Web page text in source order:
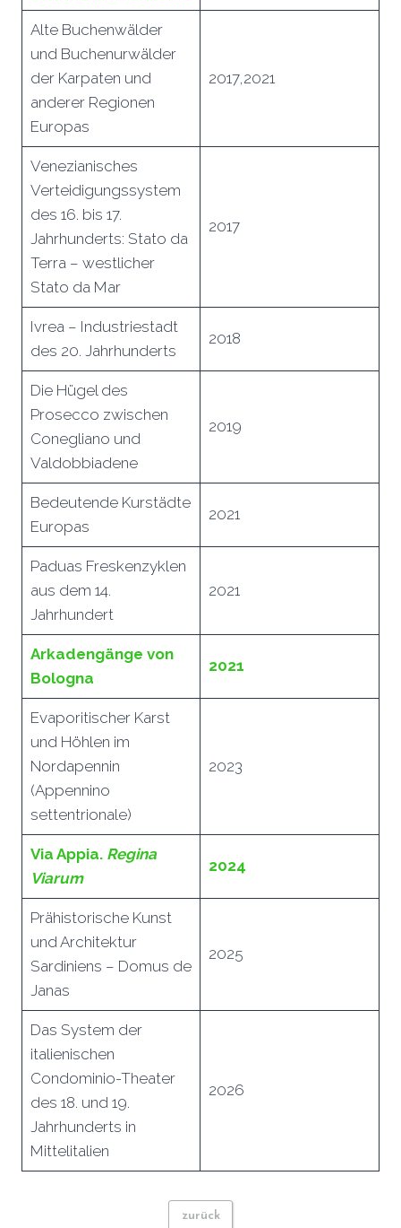
Alte Buchenwälder
und Buchenurwälder
der Karpaten und
anderer Regionen
Europas
2017,2021
Venezianisches
Verteidigungssystem
des 16. bis 17.
Jahrhunderts: Stato da
Terra – westlicher
Stato da Mar
2017
Ivrea – Industriestadt
des 20. Jahrhunderts
2018
Die Hügel des
Prosecco zwischen
Conegliano und
Valdobbiadene
2019
Bedeutende Kurstädte
Europas
2021
Paduas Freskenzyklen
aus dem 14.
Jahrhundert
2021
Arkadengänge von
Bologna
2021
Evaporitischer Karst
und Höhlen im
Nordapennin
(Appennino
settentrionale)
2023
Via Appia. Regina
Viarum
2024
Prähistorische Kunst
und Architektur
Sardiniens – Domus de
Janas
2025
Das System der
italienischen
Condominio-Theater
des 18. und 19.
Jahrhunderts in
Mittelitalien
2026
zurück